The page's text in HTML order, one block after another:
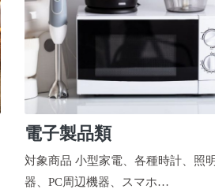
電子製品類
対象商品 小型家電、各種時計、照
器、PC周辺機器、スマホ…